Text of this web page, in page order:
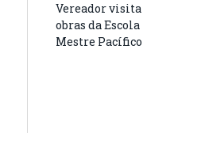
Vereador visita
obras da Escola
Mestre Pacífico